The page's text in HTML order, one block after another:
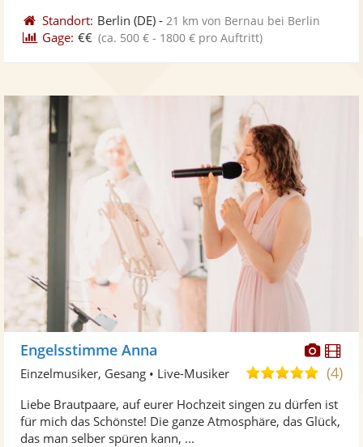
Standort: Berlin (DE) - 21 km von Bernau bei Berlin
Gage: €€ (ca. 500 € - 1800 € pro Auftritt)
Fotos
Engelsstimme Anna
5,0
5
Sternen
(4)
Einzelmusiker, Gesang • Live-Musiker
Liebe Brautpaare, auf eurer Hochzeit singen zu dürfen ist
für mich das Schönste! Die ganze Atmosphäre, das Glück,
das man selber spüren kann, ...